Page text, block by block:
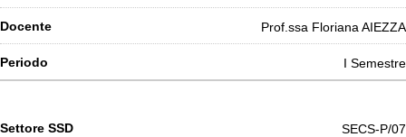
Prof.ssa Floriana AIEZZA
I Semestre
SECS-P/07